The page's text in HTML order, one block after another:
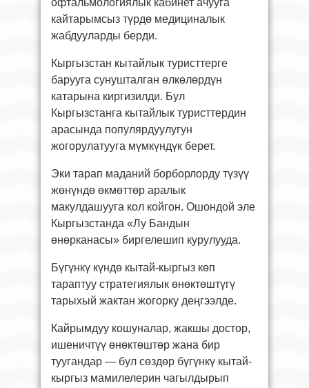
офтальмологиялык кабинет ачууга
кайтарымсыз түрдө медициналык
жабдууларды берди.
Кыргызстан кытайлык туристтерге
барууга сунушталган өлкөлөрдүн
катарына киргизилди. Бул
Кыргызстанга кытайлык туристтердин
арасында популярдуулугун
жогорулатууга мүмкүндүк берет.
Эки тарап маданий борборлорду түзүү
жөнүндө өкмөттөр аралык
макулдашууга кол койгон. Ошондой эле
Кыргызстанда «Лу Бандын
өнөрканасы» биргелешип курулууда.
Бүгүнкү күндө кытай-кыргыз көп
тараптуу стратегиялык өнөктөштүгү
тарыхый жактан жогорку деңгээлде.
Кайрымдуу кошуналар, жакшы достор,
ишеничтүү өнөктөштөр жана бир
туугандар — бул сөздөр бүгүнкү кытай-
кыргыз мамилелерин чагылдырып